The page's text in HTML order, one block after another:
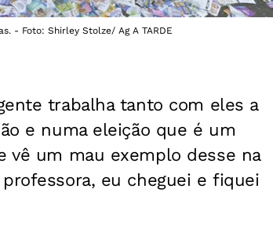
- Foto: Shirley Stolze/ Ag A TARDE
trabalha tanto com eles a
e numa eleição que é um
vê um mau exemplo desse na
eu cheguei e fiquei